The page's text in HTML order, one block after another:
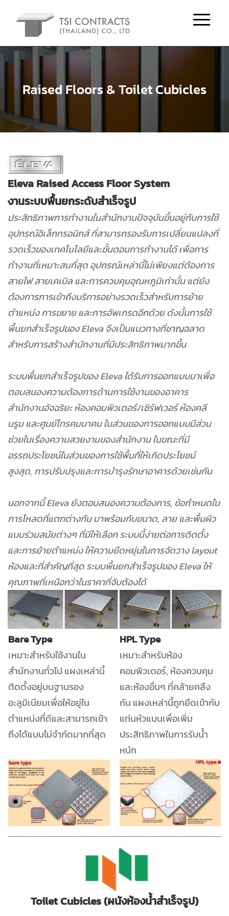
Raised Floors & Toilet Cubicles
Eleva Raised Access Floor System
งานระบบพื้นยกระดับสำเร็จรูป
ประสิทธิภาพการทำงานในสำนักงานปัจจุบันขึ้นอยู่กับการใช้
อุปกรณ์อิเล็กทรอนิกส์ ที่สามารถรองรับการเปลี่ยนแปลงที่
รวดเร็วของเทคโนโลยีและขั้นตอนการทำงานได้ เพื่อการ
ทำงานที่เหมาะสมที่สุด อุปกรณ์เหล่านี้ไม่เพียงแต่ต้องการ
สายไฟ สายเคเบิล และการควบคุมอุณหภูมิเท่านั้น แต่ยัง
ต้องการการเข้าถึงบริการอย่างรวดเร็วสำหรับการย้าย
ตำแหน่ง การขยาย และการอัพเกรดอีกด้วย ดังนั้นการใช้
พื้นยกสำเร็จรูปของ Eleva จึงเป็นแนวทางที่ชาญฉลาด
สำหรับการสร้างสำนักงานที่มีประสิทธิภาพมากขึ้น
ระบบพื้นยกสำเร็จรูปของ Eleva ได้รับการออกแบบมาเพื่อ
ตอบสนองความต้องการด้านการใช้งานของอาคาร
สำนักงานอัจฉริยะ ห้องคอมพิวเตอร์/เซิร์ฟเวอร์ ห้องคลี
นรูม และศูนย์โทรคมนาคม ในส่วนของการออกแบบมีส่วน
ช่วยในเรื่องความสวยงามของสำนักงาน ในขณะที่มี
อรรถประโยชน์ในส่วนของการใช้พื้นที่ให้เกิดประโยชน์
สูงสุด, การปรับปรุงและการบำรุงรักษาอาคารด้วยเช่นกัน
นอกจากนี้ Eleva ยังตอบสนองความต้องการ, ข้อกำหนดใน
การโหลดที่แตกต่างกัน มาพร้อมกับขนาด, ลาย และพื้นผิว
แบบร่วมสมัยต่างๆ ที่มีให้เลือก ระบบนี้ง่ายต่อการติดตั้ง
และการย้ายตำแหน่ง ให้ความยืดหยุ่นในการจัดวาง layout
ห้องและที่สำคัญที่สุด ระบบพื้นยกสำเร็จรูปของ Eleva ให้
คุณภาพที่เหนือกว่าในราคาที่จับต้องได้
Bare Type
เหมาะสำหรับใช้งานใน
สำนักงานทั่วไป แผงเหล่านี้
ติดตั้งอยู่บนฐานรอง
อะลูมิเนียมเพื่อให้อยู่ใน
ตำแหน่งที่ดีและสามารถเข้า
ถึงได้แบบไม่จำกัดมากที่สุด
HPL Type
เหมาะสำหรับห้อง
คอมพิวเตอร์, ห้องควบคุม
และห้องอื่นๆ ที่คล้ายคลึง
กัน แผงเหล่านี้ถูกยึดเข้ากับ
แท่นหัวแบนเพื่อเพิ่ม
ประสิทธิภาพในการรับน้ำ
หนัก
Toilet Cubicles (ผนังห้องน้ำสำเร็จรูป)